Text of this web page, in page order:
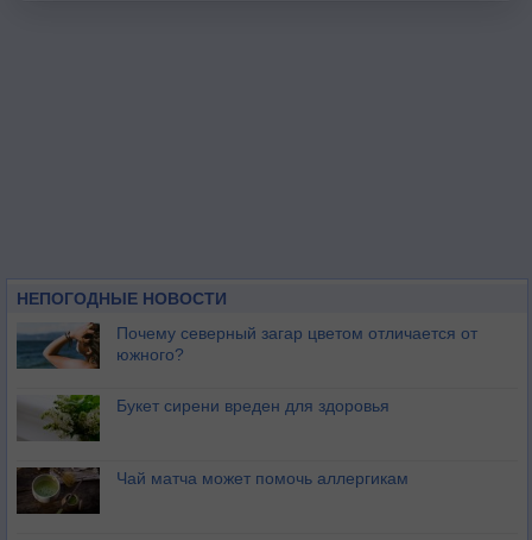
НЕПОГОДНЫЕ НОВОСТИ
Почему северный загар цветом отличается от
южного?
Букет сирени вреден для здоровья
Чай матча может помочь аллергикам